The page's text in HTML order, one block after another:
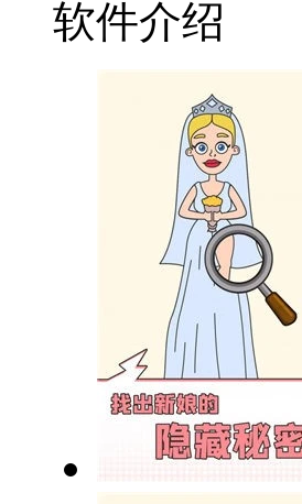
软件介绍